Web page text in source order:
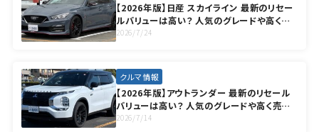
【2026年版】日産 スカイライン 最新のリセー
ルバリューは高い？ 人気のグレードや高く売
却する方法も徹底解説
2026/7/24
クルマ情報
【2026年版】アウトランダー 最新のリセール
バリューは高い？ 人気のグレードや高く売却
する方法も徹底解説
2026/7/14